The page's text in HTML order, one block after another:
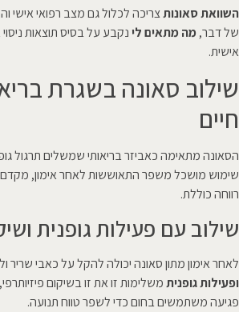
השוואת סאונותצריכה לכלול גם מצב רפואי אישי
של דבר, מה מתאים לי נקבע על בסיס תוצאות
אישית.
שילוב סאונה בשגרת
חיים
הסאונה מתאימה כאביזר בריאותי שמשלים תרגול
שימוש מושכל משפר התאוששות לאחר אימון,
רווחה כוללת.
שילוב עם פעילות גופנית
לאחר אימון מתון סאונה יכולה להקל על כאבי שריר
ופעילות גופניתמשלימות זו את זו בשיקום
פגיעה משתמשים בחום כדי לשפר טווח תנועה.